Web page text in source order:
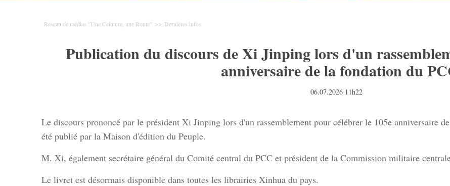
Réseau de médias "Une Ceinture, une Route" >> Dernières infos
Publication du discours de Xi Jinping lors d'un
anniversaire de la fondation du
06.07.2026 11h22
Le discours prononcé par le président Xi Jinping lors d'un rassemblement pour célébrer le 105e anniversaire
été publié par la Maison d'édition du Peuple.
M. Xi, également secrétaire général du Comité central du PCC et président de la Commission militaire
Le livret est désormais disponible dans toutes les librairies Xinhua du pays.